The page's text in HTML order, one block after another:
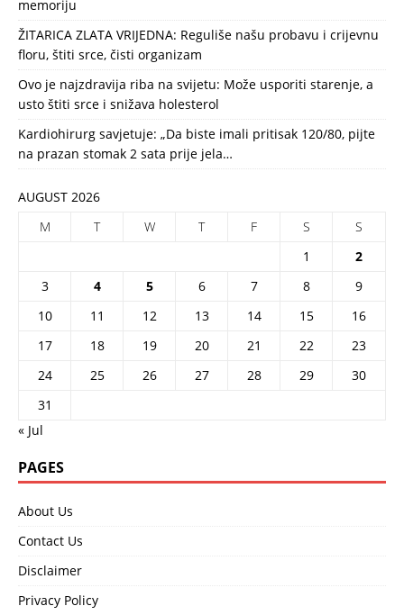
memoriju
ŽITARICA ZLATA VRIJEDNA: Reguliše našu probavu i crijevnu
floru, štiti srce, čisti organizam
Ovo je najzdravija riba na svijetu: Može usporiti starenje, a
usto štiti srce i snižava holesterol
Kardiohirurg savjetuje: „Da biste imali pritisak 120/80, pijte
na prazan stomak 2 sata prije jela…
AUGUST 2026
M
T W T F S
S
1
2
3
4 5 6 7 8
9
10
11 12 13 14 15
16
17
18 19 20 21 22
23
24
25 26 27 28 29
30
31
« Jul
PAGES
About Us
Contact Us
Disclaimer
Privacy Policy